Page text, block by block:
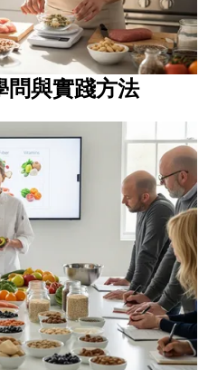
問與實踐方法